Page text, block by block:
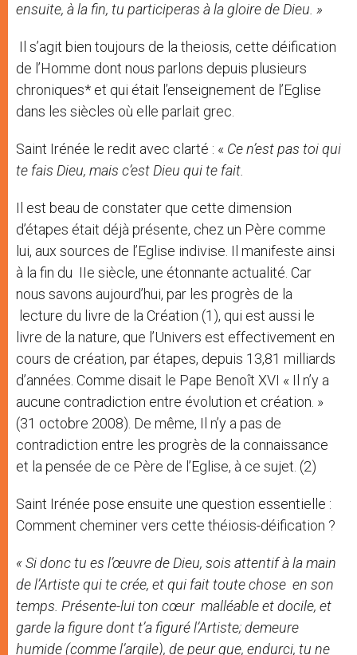
ensuite, à la fin, tu participeras à la gloire de Dieu. »
Il s’agit bien toujours de la theiosis, cette déification
de l’Homme dont nous parlons depuis plusieurs
chroniques* et qui était l’enseignement de l’Eglise
dans les siècles où elle parlait grec.
Saint Irénée le redit avec clarté : « Ce n’est pas toi qui
te fais Dieu, mais c’est Dieu qui te fait.
Il est beau de constater que cette dimension
d’étapes était déjà présente, chez un Père comme
lui, aux sources de l’Eglise indivise. Il manifeste ainsi
à la fin du IIe siècle, une étonnante actualité. Car
nous savons aujourd’hui, par les progrès de la
lecture du livre de la Création (1), qui est aussi le
livre de la nature, que l’Univers est effectivement en
cours de création, par étapes, depuis 13,81 milliards
d’années. Comme disait le Pape Benoît XVI « Il n’y a
aucune contradiction entre évolution et création. »
(31 octobre 2008). De même, Il n’y a pas de
contradiction entre les progrès de la connaissance
et la pensée de ce Père de l’Eglise, à ce sujet. (2)
Saint Irénée pose ensuite une question essentielle :
Comment cheminer vers cette théiosis-déification ?
« Si donc tu es l’œuvre de Dieu, sois attentif à la main
de l’Artiste qui te crée, et qui fait toute chose en son
temps. Présente-lui ton cœur malléable et docile, et
garde la figure dont t’a figuré l’Artiste; demeure
humide (comme l’argile), de peur que, endurci, tu ne